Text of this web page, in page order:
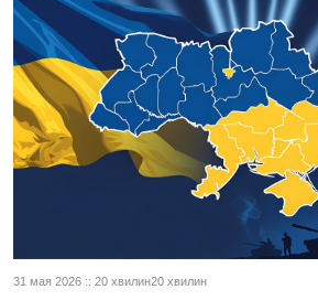
31 мая 2026 :: 20 хвилин20 хвилин